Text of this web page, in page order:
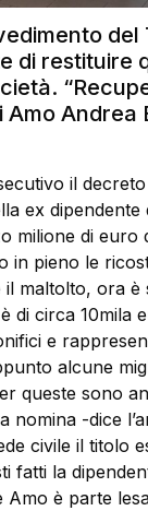
di restituire
Andrea
il
ex dipendente
milione di euro
in pieno le
maltolto, ora è
di circa 10mila
e
alcune
queste sono
nomina -dice
civile il titolo
fatti la
è parte